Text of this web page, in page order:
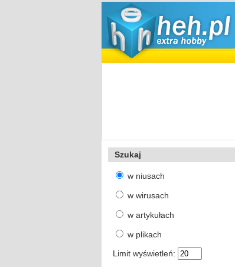
Szukaj
w niusach
w wirusach
w artykułach
w plikach
Limit wyświetleń: